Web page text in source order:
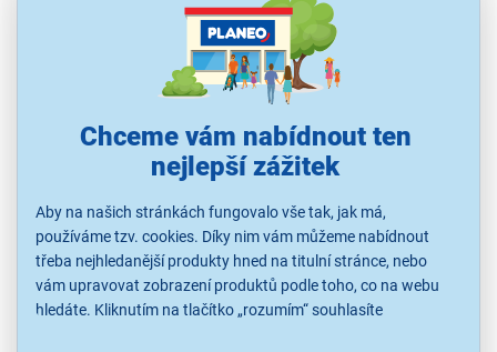
Chceme vám nabídnout ten
nejlepší zážitek
Aby na našich stránkách fungovalo vše tak, jak má,
používáme tzv. cookies. Díky nim vám můžeme nabídnout
třeba nejhledanější produkty hned na titulní stránce, nebo
vám upravovat zobrazení produktů podle toho, co na webu
hledáte. Kliknutím na tlačítko „rozumím“ souhlasíte
M4, RAM 12 GB, úložiště 128 GB, baterie 28,93 Wh, USB-C,
Bluetooth, GPS, Wi-Fi, IPad OS, barva šedá
Ihned k odeslání
Odběr do 15 minut
na 41 prodejnách
20 990 Kč
KUP SPOLU